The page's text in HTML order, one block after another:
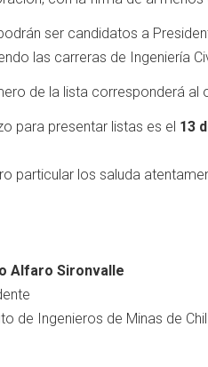
ser candidatos a
las carreras de Ingeniería
de la lista corresponderá
para presentar listas es el 13
particular los saluda
Alfaro Sironvalle
de Ingenieros de Minas de